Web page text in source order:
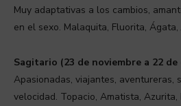
Muy adaptativas a los cambios,
en el sexo. Malaquita, Fluorita, Ágata,
Sagitario (23 de noviembre a 22 de
Apasionadas, viajantes, aventureras,
velocidad. Topacio, Amatista,